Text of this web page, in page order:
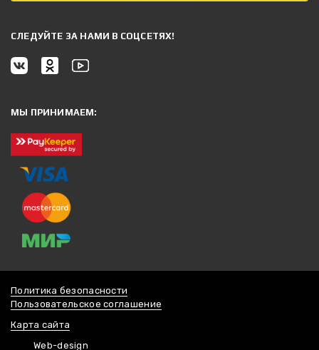
CЛЕДУЙТЕ ЗА НАМИ В СОЦСЕТЯХ!
МЫ ПРИНИМАЕМ:
Политика безопасности
Пользовательское соглашение
Карта сайта
Web-design